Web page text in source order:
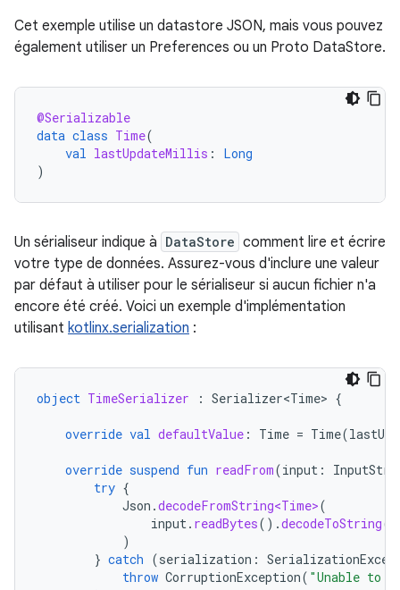
Cet exemple utilise un datastore JSON, mais vous pouvez
également utiliser un Preferences ou un Proto DataStore.
@Serializable
data class Time(
val lastUpdateMillis :
Long
)
Un sérialiseur indique à DataStore comment lire et écrire
votre type de données. Assurez-vous d'inclure une valeur
par défaut à utiliser pour le sérialiseur si aucun fichier n'a
encore été créé. Voici un exemple d'implémentation
utilisant kotlinx.serialization :
object TimeSerializer : Serializer<Time> {
override val defaultValue : Time = Time(
override suspend fun readFrom(input :
try {
Json .decodeFromString<Time>(
input. readBytes().decodeToString()
)
} catch (serialization :
throw CorruptionException( "Unable to